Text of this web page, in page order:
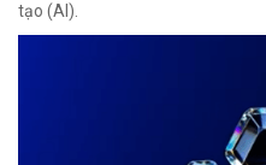
tạo (AI).